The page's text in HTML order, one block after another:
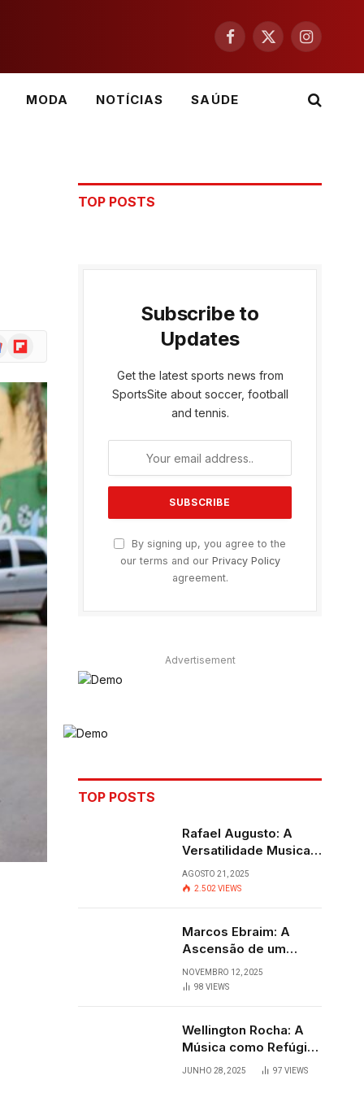
Facebook
X
Instagram
MODA NOTÍCIAS SAÚDE
Flipboard
TOP POSTS
Subscribe to
Updates
Get the latest sports news from
SportsSite about soccer, football
and tennis.
By signing up, you agree to the
our terms and our Privacy Policy
agreement.
Advertisement
TOP POSTS
Rafael Augusto: A
Versatilidade Musical
que Transcende
Fronteiras
AGOSTO 21, 2025
2.502 VIEWS
Marcos Ebraim: A
Ascensão de um
Jovem Talento do
Sertanejo
NOVEMBRO 12, 2025
98 VIEWS
Wellington Rocha: A
Música como Refúgio
e Alegria em
JUNHO 28, 2025 97 VIEWS